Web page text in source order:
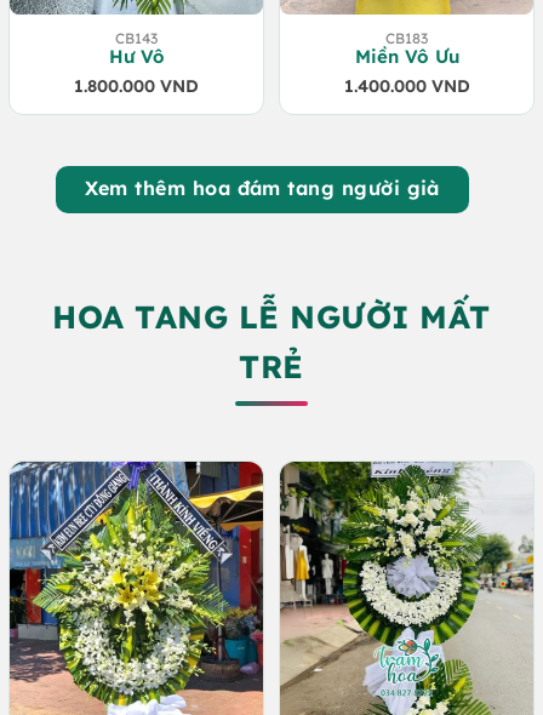
CB143
Hư Vô
1.800.000 VND
CB183
Miền Vô Ưu
1.400.000 VND
Xem thêm hoa đám tang người già
HOA TANG LỄ NGƯỜI MẤT
TRẺ